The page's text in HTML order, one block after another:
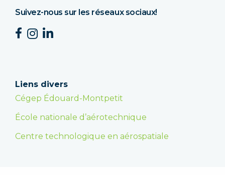
Suivez-nous sur les réseaux sociaux!
Liens divers
Cégep Édouard-Montpetit
École nationale d’aérotechnique
Centre technologique en aérospatiale